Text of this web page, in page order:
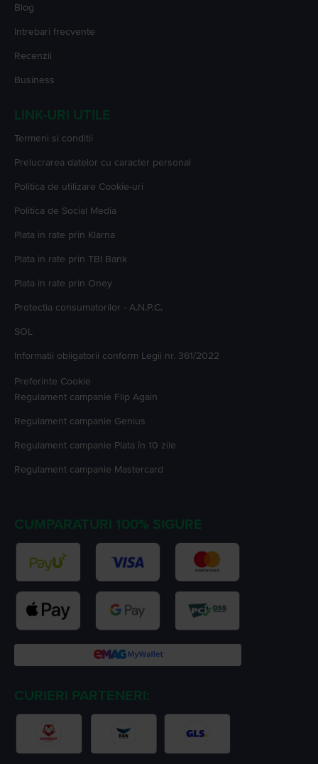
Blog
Intrebari frecvente
Recenzii
Business
LINK-URI UTILE
Termeni si conditii
Prelucrarea datelor cu caracter personal
Politica de utilizare Cookie-uri
Politica de Social Media
Plata in rate prin Klarna
Plata in rate prin TBI Bank
Plata in rate prin Oney
Protectia consumatorilor - A.N.P.C.
SOL
Informatii obligatorii conform Legii nr. 361/2022
Preferinte Cookie
Regulament campanie Flip Again
Regulament campanie Genius
Regulament campanie Plata în 10 zile
Regulament campanie Mastercard
CUMPARATURI 100% SIGURE
CURIERI PARTENERI: